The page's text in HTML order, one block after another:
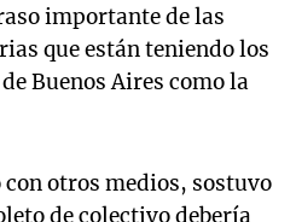
importante de las
que están teniendo los
Buenos Aires como la
otros medios, sostuvo
de colectivo debería